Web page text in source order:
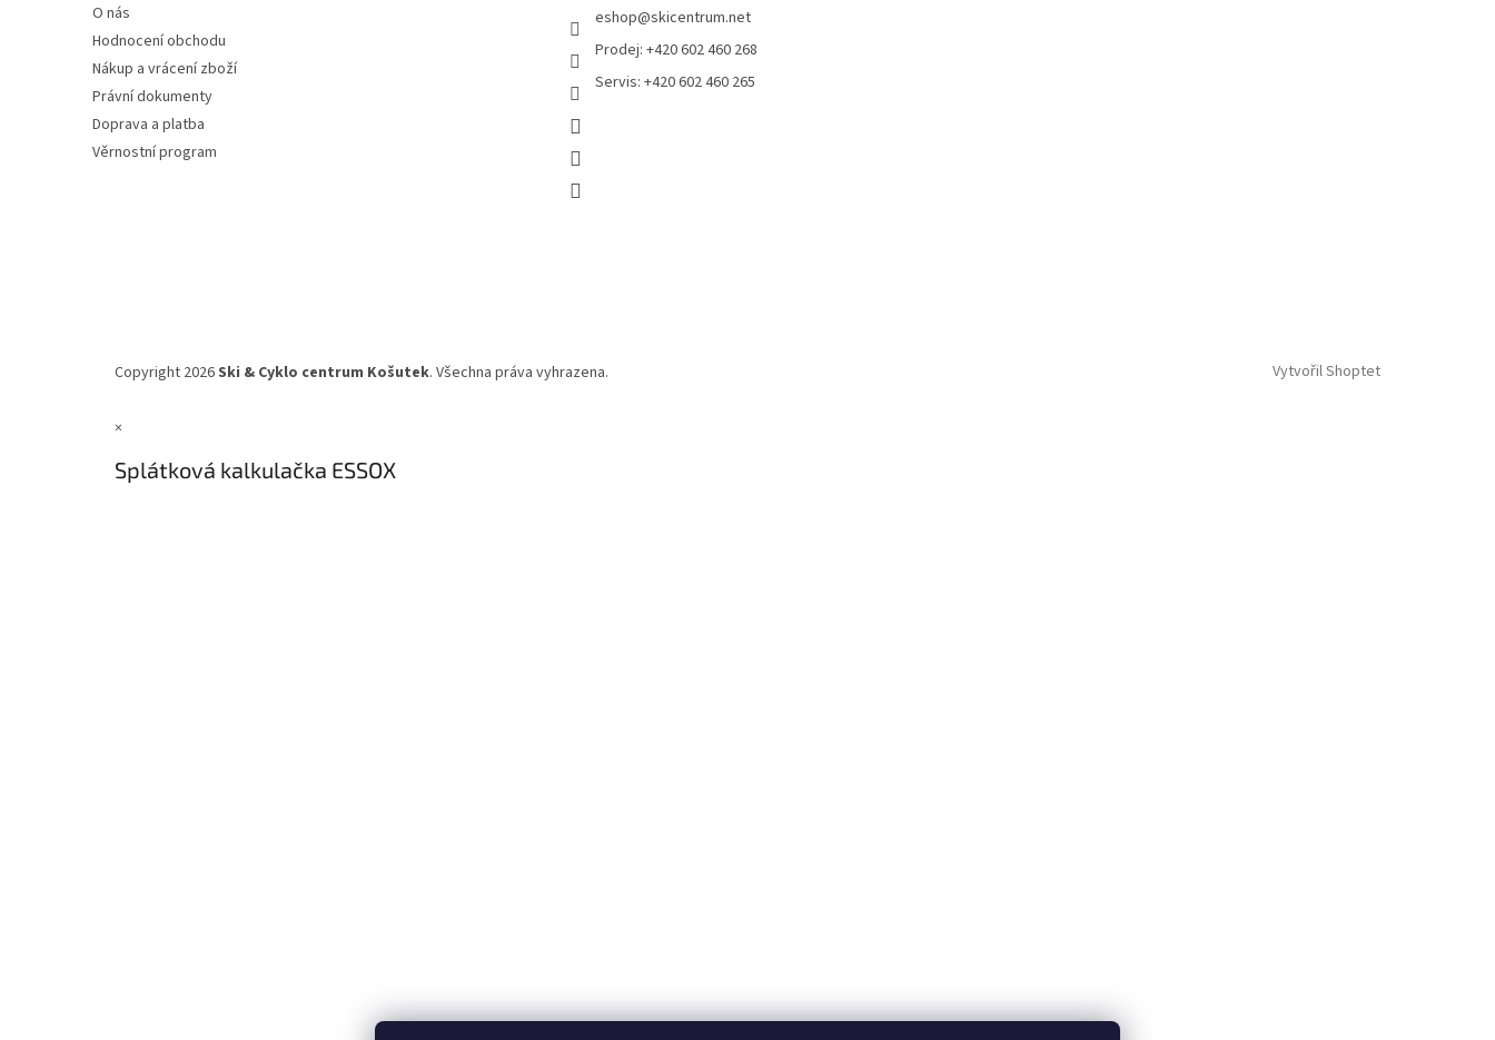
O nás
Hodnocení obchodu
Nákup a vrácení zboží
Právní dokumenty
Doprava a platba
Věrnostní program
eshop@skicentrum.net
Prodej: +420 602 460 268
Servis: +420 602 460 265
Vytvořil Shoptet
Copyright 2026Ski & Cyklo centrum Košutek. Všechna práva vyhrazena.
×
Splátková kalkulačka ESSOX